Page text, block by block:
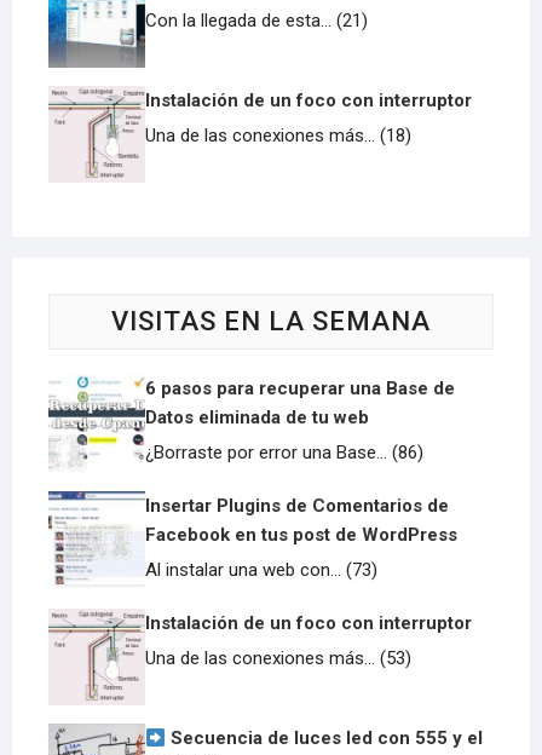
Con la llegada de esta... (21)
Instalación de un foco con interruptor
Una de las conexiones más... (18)
VISITAS EN LA SEMANA
6 pasos para recuperar una Base de
Datos eliminada de tu web
¿Borraste por error una Base... (86)
Insertar Plugins de Comentarios de
Facebook en tus post de WordPress
Al instalar una web con... (73)
Instalación de un foco con interruptor
Una de las conexiones más... (53)
Secuencia de luces led con 555 y el